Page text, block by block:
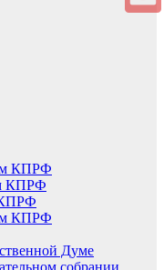
КПРФ
КПРФ
КПРФ
Думе
собрании